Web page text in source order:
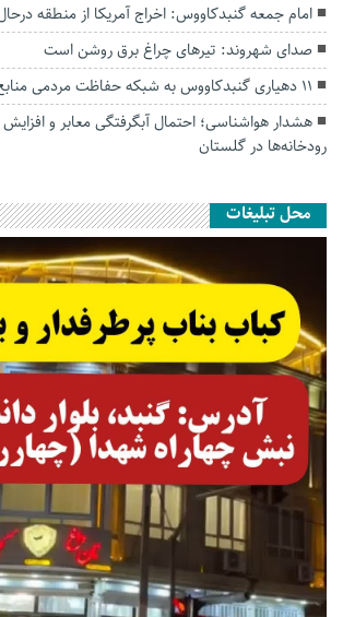
امام جمعه گنبدکاووس: اخراج آمریکا از منطقه
صدای شهروند: تیرهای چراغ برق روشن است
۱۱ دهیاری گنبدکاووس به شبکه حفاظت مردمی منابع طبیعی پیوستند
هشدار هواشناسی؛ احتمال آبگرفتگی معابر و
رودخانه‌ها در گلستان
محل تبلیغات